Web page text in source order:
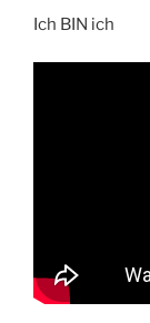
Ich BIN ich